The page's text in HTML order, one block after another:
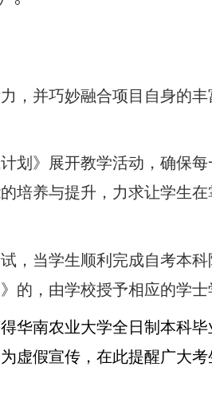
，并巧妙融合项目自身的
划》展开教学活动，确保
培养与提升，力求让学生
，当学生顺利完成自考本
的，由学校授予相应的学士
华南农业大学全日制本科
假宣传，在此提醒广大考